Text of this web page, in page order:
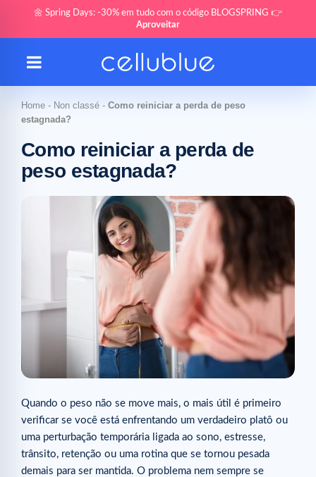
🌼 Spring Days: -30% em tudo com o código BLOGSPRING 👉
Aproveitar
Home - Non classé - Como reiniciar a perda de peso
estagnada?
Como reiniciar a perda de
peso estagnada?
Quando o peso não se move mais, o mais útil é primeiro
verificar se você está enfrentando um verdadeiro platô ou
uma perturbação temporária ligada ao sono, estresse,
trânsito, retenção ou uma rotina que se tornou pesada
demais para ser mantida. O problema nem sempre se